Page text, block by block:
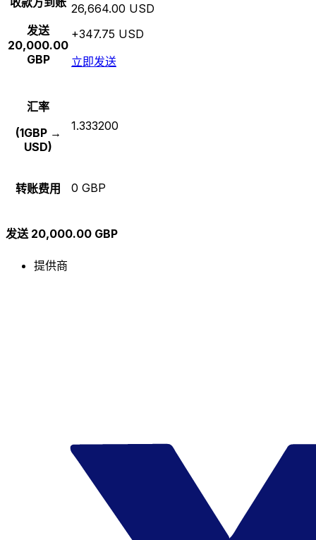
发送
20,000.00
GBP
26,664.00 USD
+347.75 USD
立即发送
汇率
(1GBP →
USD)
1.333200
转账费用 0 GBP
发送 20,000.00 GBP
提供商